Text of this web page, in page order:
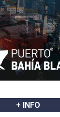
+ INFO